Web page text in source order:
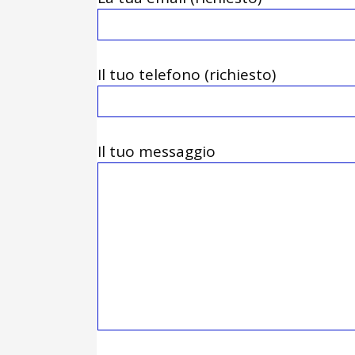
Il tuo telefono (richiesto)
Il tuo messaggio